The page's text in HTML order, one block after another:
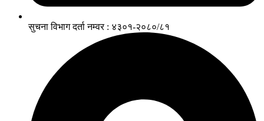
सुचना विभाग दर्ता नम्वर : ४३०१-२०८०/८१